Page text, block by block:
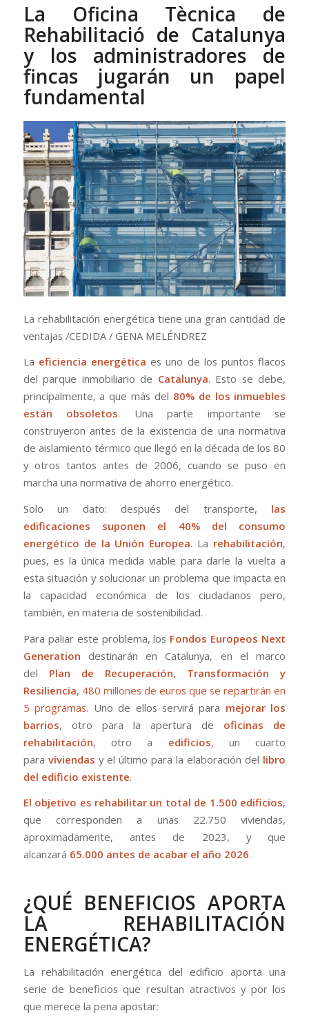
La Oficina Tècnica de
Rehabilitació de Catalunya
y los administradores de
fincas jugarán un papel
fundamental
La rehabilitación energética tiene una gran cantidad de
ventajas /CEDIDA / GENA MELÉNDREZ
La eficiencia energética es uno de los puntos flacos
del parque inmobiliario de Catalunya. Esto se debe,
principalmente, a que más del 80% de los inmuebles
están obsoletos. Una parte importante se
construyeron antes de la existencia de una normativa
de aislamiento térmico que llegó en la década de los 80
y otros tantos antes de 2006, cuando se puso en
marcha una normativa de ahorro energético.
Solo un dato: después del transporte, las
edificaciones suponen el 40% del consumo
energético de la Unión Europea. La rehabilitación,
pues, es la única medida viable para darle la vuelta a
esta situación y solucionar un problema que impacta en
la capacidad económica de los ciudadanos pero,
también, en materia de sostenibilidad.
Para paliar este problema, los Fondos Europeos Next
Generation destinarán en Catalunya, en el marco
del Plan de Recuperación, Transformación y
Resiliencia, 480 millones de euros que se repartirán en
5 programas. Uno de ellos servirá para mejorar los
barrios, otro para la apertura de oficinas de
rehabilitación, otro a edificios, un cuarto
para viviendas y el último para la elaboración del libro
del edificio existente.
El objetivo es rehabilitar un total de 1.500 edificios,
que corresponden a unas 22.750 viviendas,
aproximadamente, antes de 2023, y que
alcanzará 65.000 antes de acabar el año 2026.
¿QUÉ BENEFICIOS APORTA
LA REHABILITACIÓN
ENERGÉTICA?
La rehabilitación energética del edificio aporta una
serie de beneficios que resultan atractivos y por los
que merece la pena apostar: